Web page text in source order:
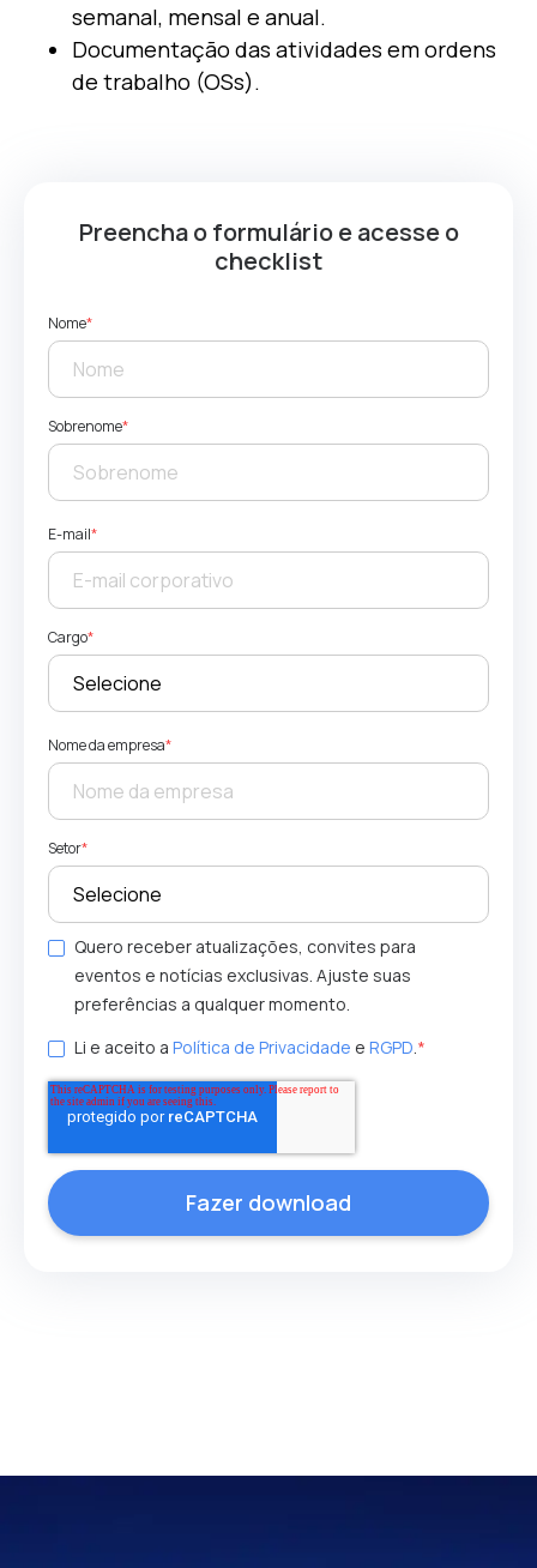
semanal, mensal e anual.
Documentação das atividades em ordens
de trabalho (OSs).
Preencha o formulário e acesse o
checklist
Nome*
Sobrenome*
E-mail*
Cargo*
Nome da empresa*
Setor*
Quero receber atualizações, convites para
eventos e notícias exclusivas. Ajuste suas
preferências a qualquer momento.
Li e aceito a Política de Privacidade e RGPD.*